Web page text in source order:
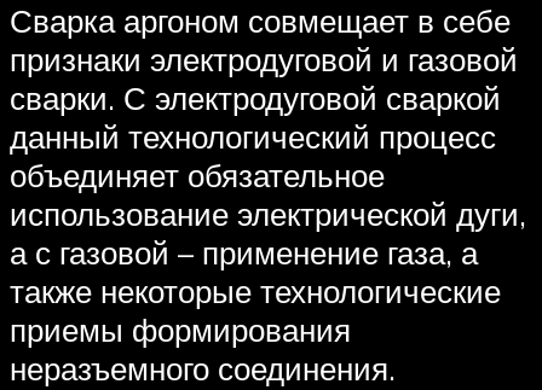
Сварка аргоном совмещает в себе
признаки электродуговой и газовой
сварки. С электродуговой сваркой
данный технологический процесс
объединяет обязательное
использование электрической дуги,
а с газовой – применение газа, а
также некоторые технологические
приемы формирования
неразъемного соединения.